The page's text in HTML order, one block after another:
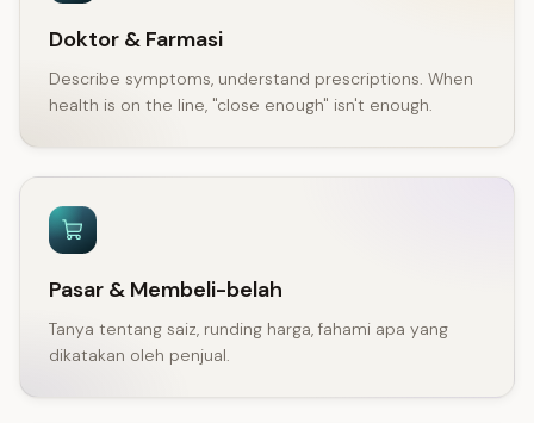
Doktor & Farmasi
Describe symptoms, understand prescriptions. When
health is on the line, "close enough" isn't enough.
Pasar & Membeli-belah
Tanya tentang saiz, runding harga, fahami apa yang
dikatakan oleh penjual.